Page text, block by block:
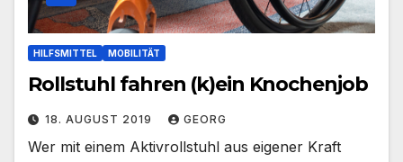
HILFSMITTEL MOBILITÄT
Rollstuhl fahren (k)ein Knochenjob
18. AUGUST 2019 GEORG
Wer mit einem Aktivrollstuhl aus eigener Kraft